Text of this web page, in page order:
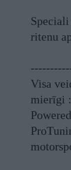
ritenu
Visa
mierīgi